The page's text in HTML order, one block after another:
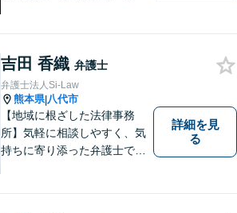
い！
吉田 香織 弁護士
弁護士法人Si-Law
熊本県|八代市
【地域に根ざした法律事務
所】気軽に相談しやすく、気
持ちに寄り添った弁護士であ
詳細を見
る